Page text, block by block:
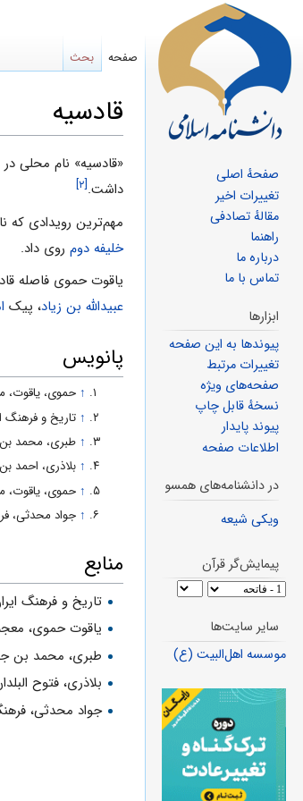
قادسیه
پرش
به
ناوبری
پرش
به
جستجو
«قادسیه» نام محلى در ۱۵ فرسخى (حدود ۹۰ کیلومتری)
داشت.[۲]
مهم‌ترین رویدادی که
خلیفه دوم روی داد.
یاقوت حموی فاصله
عبیدالله بن زیاد، پیک
پانویس
↑ حموی، یاقوت،
↑ تاریخ و فرهنگ
↑ طبری، محمد بن
↑ بلاذری، احمد
↑ حموی، یاقوت،
↑ جواد محدثی،
منابع
تاریخ و فرهنگ
یاقوت حموی، معجم
طبری، محمد بن جریر،
بلاذری، فتوح
جواد محدثی،
صفحه بحث
صفحهٔ اصلی
تغییرات اخیر
مقالهٔ تصادفی
راهنما
درباره ما
تماس با ما
ابزارها
پیوندها به این صفحه
تغییرات مرتبط
صفحه‌های ویژه
نسخهٔ قابل چاپ
پیوند پایدار
اطلاعات صفحه
در دانشنامه‌های همسو
ویکی شیعه
پیمایش‌گر قرآن
سایر سایت‌ها
موسسه اهل‌البیت (ع)